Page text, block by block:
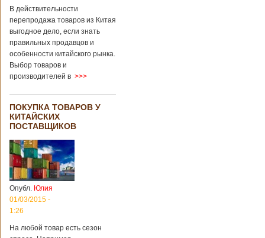
В действительности
перепродажа товаров из Китая
выгодное дело, если знать
правильных продавцов и
особенности китайского рынка.
Выбор товаров и
производителей в >>>
ПОКУПКА ТОВАРОВ У
КИТАЙСКИХ
ПОСТАВЩИКОВ
Опубл. Юлия
01/03/2015 -
1:26
На любой товар есть сезон